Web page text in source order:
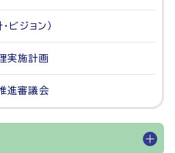
ビジョン）
実施計画
進審議会